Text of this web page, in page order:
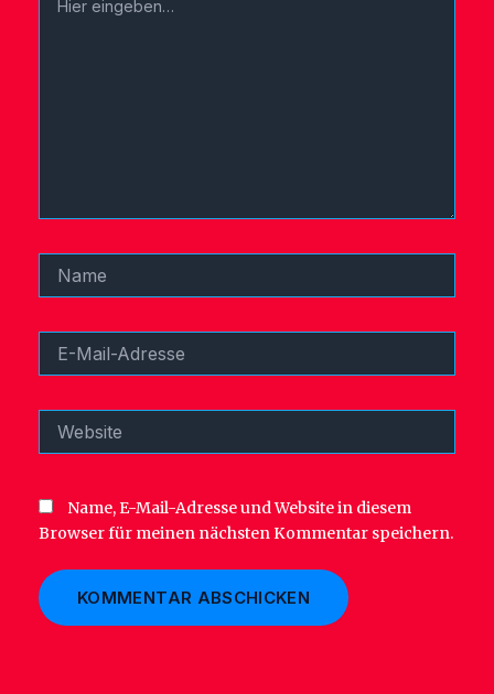
eingeben…
Mail-
Name, E-Mail-Adresse und Website in diesem
Browser für meinen nächsten Kommentar speichern.